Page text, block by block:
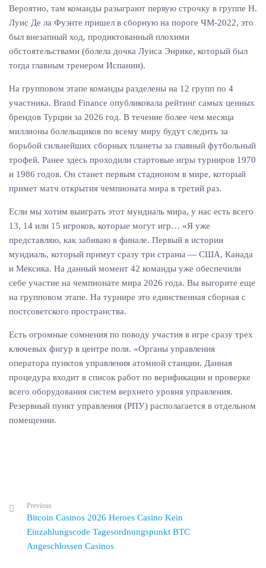
Вероятно, там команды разыграют первую строчку в группе Н.
Луис Де ла Фуэнте пришел в сборную на пороге ЧМ-2022, это
был внезапный ход, продиктованный плохими
обстоятельствами (болела дочка Луиса Энрике, который был
тогда главным тренером Испании).
На групповом этапе команды разделены на 12 групп по 4
участника. Brand Finance опубликовала рейтинг самых ценных
брендов Турции за 2026 год. В течение более чем месяца
миллионы болельщиков по всему миру будут следить за
борьбой сильнейших сборных планеты за главный футбольный
трофей. Ранее здесь проходили стартовые игры турниров 1970
и 1986 годов. Он станет первым стадионом в мире, который
примет матч открытия чемпионата мира в третий раз.
Если мы хотим выиграть этот мундиаль мира, у нас есть всего
13, 14 или 15 игроков, которые могут игр… «Я уже
представляю, как забиваю в финале. Первый в истории
мундиаль, который примут сразу три страны — США, Канада
и Мексика. На данный момент 42 команды уже обеспечили
себе участие на чемпионате мира 2026 года. Вы выгорите еще
на групповом этапе. На турнире это единственная сборная с
постсоветского пространства.
Есть огромные сомнения по поводу участия в игре сразу трех
ключевых фигур в центре поля. «Органы управления
оператора пунктов управления атомной станции. Данная
процедура входит в список работ по верификации и проверке
всего оборудования систем верхнего уровня управления.
Резервный пункт управления (РПУ) располагается в отдельном
помещении.
Previous
Bitcoin Casinos 2026 Heroes Casino Kein
Einzahlungscode Tagesordnungspunkt BTC
Angeschlossen Casinos